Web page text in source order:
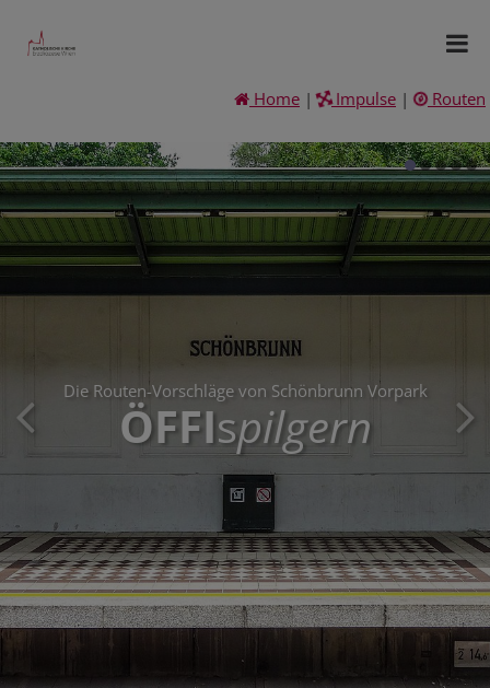
Home | Impulse | Routen
Die Routen-Vorschläge von Schönbrunn Vorpark
ÖFFIspilgern